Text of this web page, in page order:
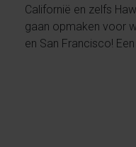
Californië en zelfs
gaan opmaken voor
en San Francisco!